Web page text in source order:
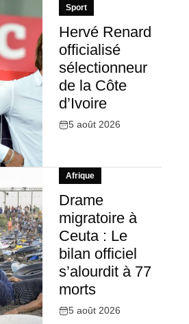
Sport
Hervé Renard
officialisé
sélectionneur
de la Côte
d’Ivoire
5 août 2026
Afrique
Drame
migratoire à
Ceuta : Le
bilan officiel
s’alourdit à 77
morts
5 août 2026